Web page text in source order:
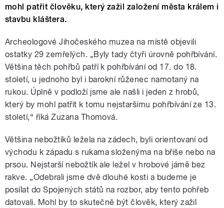
mohl patřit člověku, který zažil založení města králem i
stavbu kláštera.
Archeologové Jihočeského muzea na místě objevili
ostatky 29 zemřelých. „Byly tady čtyři úrovně pohřbívání.
Většina těch pohřbů patří k pohřbívání od 17. do 18.
století, u jednoho byl i barokní růženec namotaný na
rukou. Úplně v podloží jsme ale našli i jeden z hrobů,
který by mohl patřit k tomu nejstaršímu pohřbívání ze 13.
století,“ říká Zuzana Thomová.
Většina nebožtíků ležela na zádech, byli orientovaní od
východu k západu s rukama složenýma na břiše nebo na
prsou. Nejstarší nebožtík ale ležel v hrobové jámě bez
rakve. „Odebrali jsme dvě dlouhé kosti a budeme je
posílat do Spojených států na rozbor, aby tento pohřeb
datovali. Mohl by to skutečně být člověk, který zažil